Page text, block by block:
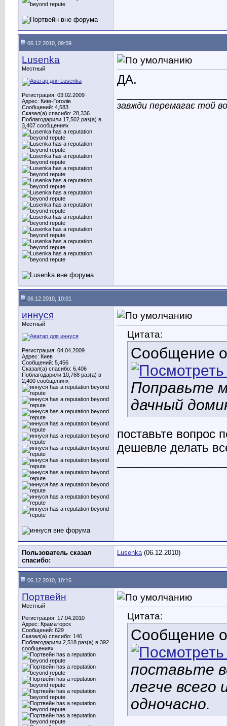
06.12.2010, 09:59
Lusenka
Местный
Регистрация: 03.02.2009
Адрес: Київ-Гоголів
Сообщений: 4,583
Сказал(а) спасибо: 28,336
Поблагодарили 17,502 раз(а) в
3,407 сообщениях
ДА.
завжди перемагає той
06.12.2010, 10:01
иннуся
Местный
Регистрация: 04.04.2009
Адрес: Киев
Сообщений: 5,456
Сказал(а) спасибо: 6,406
Поблагодарили 10,768 раз(а) в
2,400 сообщениях
Цитата:
Сообщение
Поправьте
дачный
поставьте вопрос
дешевле делать
Пользователь сказал
cпасибо:
Lusenka(06.12.2010)
06.12.2010, 10:16
Портвейн
Местный
Регистрация: 17.04.2010
Адрес: Краматорск
Сообщений: 629
Сказал(а) спасибо: 146
Поблагодарили 2,518 раз(а) в 392
сообщениях
Цитата:
Сообщение
поставьте
легче
одночасно.